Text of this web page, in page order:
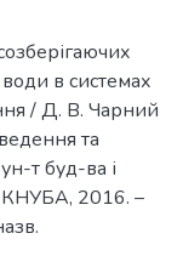
в системах
/ Д. В. Чарний
та
т буд-ва і
КНУБА, 2016. –